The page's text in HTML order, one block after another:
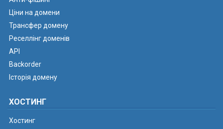
Ціни на домени
Трансфер домену
Реселлінг доменів
API
Backorder
Історія домену
ХОСТИНГ
Хостинг